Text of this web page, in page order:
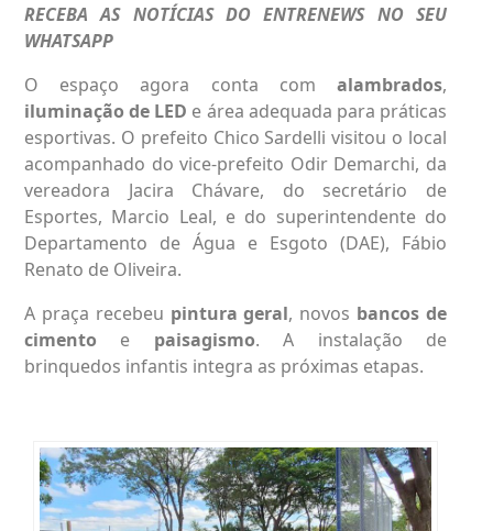
RECEBA AS NOTÍCIAS DO ENTRENEWS NO SEU
WHATSAPP
O espaço agora conta com alambrados,
iluminação de LED e área adequada para práticas
esportivas. O prefeito Chico Sardelli visitou o local
acompanhado do vice-prefeito Odir Demarchi, da
vereadora Jacira Chávare, do secretário de
Esportes, Marcio Leal, e do superintendente do
Departamento de Água e Esgoto (DAE), Fábio
Renato de Oliveira.
A praça recebeu pintura geral, novos bancos de
cimento e paisagismo. A instalação de
brinquedos infantis integra as próximas etapas.